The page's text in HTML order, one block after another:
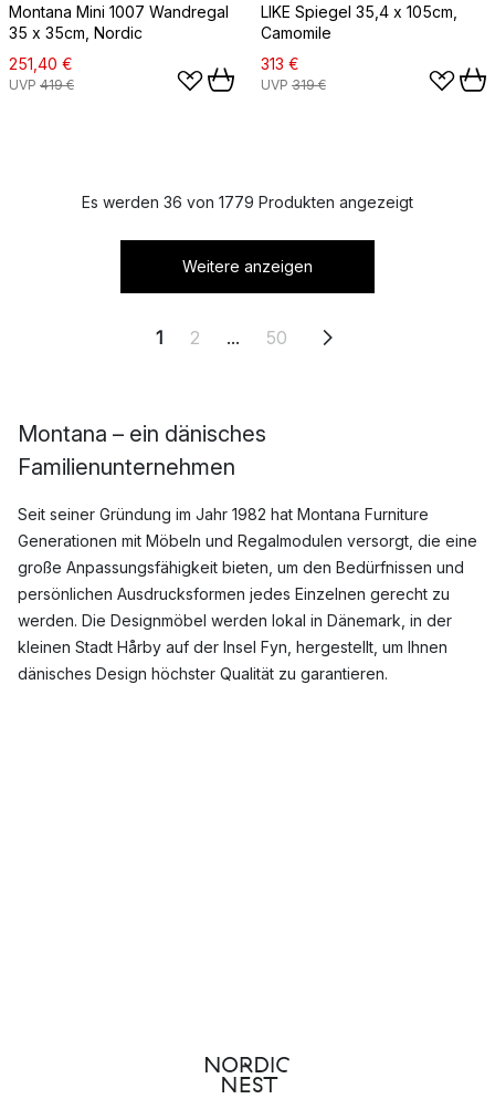
Montana Mini 1007 Wandregal
35 x 35cm, Nordic
251,40 €
UVP 419 €
LIKE Spiegel 35,4 x 105cm,
Camomile
313 €
UVP 319 €
Es werden 36 von 1779 Produkten angezeigt
Weitere anzeigen
1 2 ... 50
Montana – ein dänisches
Familienunternehmen
Seit seiner Gründung im Jahr 1982 hat Montana Furniture
Generationen mit Möbeln und Regalmodulen versorgt, die eine
große Anpassungsfähigkeit bieten, um den Bedürfnissen und
persönlichen Ausdrucksformen jedes Einzelnen gerecht zu
werden. Die Designmöbel werden lokal in Dänemark, in der
kleinen Stadt Hårby auf der Insel Fyn, hergestellt, um Ihnen
dänisches Design höchster Qualität zu garantieren.
und wagte sich in die Möbelindustrie, wo er mehrere Jahre für